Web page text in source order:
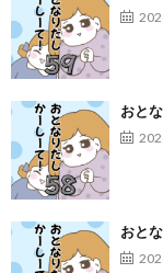
おと
おと